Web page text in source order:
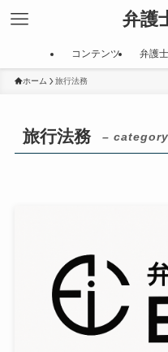
弁護
コンテンツ 弁護
ホーム 旅行法務
旅行法務 –